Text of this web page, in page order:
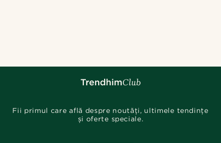
Fii primul care află despre noutăți, ultimele tendințe
și oferte speciale.